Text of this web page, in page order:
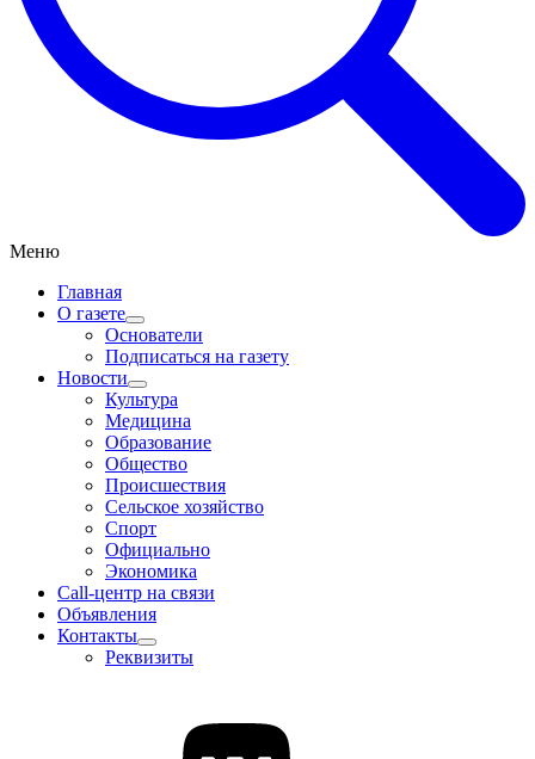
Меню
Главная
О газете
Основатели
Подписаться на газету
Новости
Культура
Медицина
Образование
Общество
Происшествия
Сельское хозяйство
Спорт
Официально
Экономика
Call-центр на связи
Объявления
Контакты
Реквизиты